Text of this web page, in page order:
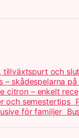
tillväxtspurt och
– skådespelarna på
citron – enkelt
och semestertips
för familjer